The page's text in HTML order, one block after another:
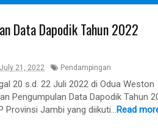
Data Dapodik Tahun 2022
July 21, 2022 Pendampingan
20 s.d. 22 Juli 2022 di Odua Weston
Pengumpulan Data Dapodik Tahun
Provinsi Jambi yang diikuti...Read